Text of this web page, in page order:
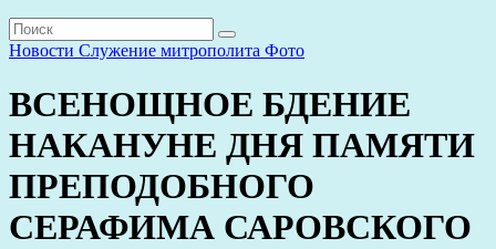
Новости Служение митрополита Фото
ВСЕНОЩНОЕ БДЕНИЕ
НАКАНУНЕ ДНЯ ПАМЯТИ
ПРЕПОДОБНОГО
СЕРАФИМА САРОВСКОГО